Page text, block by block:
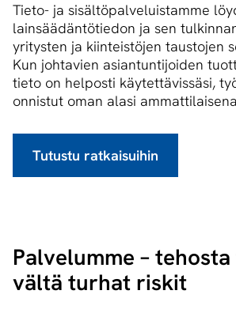
Tieto- ja sisältöpalveluistamme
lainsäädäntötiedon ja sen
yritysten ja kiinteistöjen taustojen
Kun johtavien asiantuntijoiden
tieto on helposti käytettävissäsi,
onnistut oman alasi
Tutustu ratkaisuihin
Palvelumme –
vältä turhat riskit